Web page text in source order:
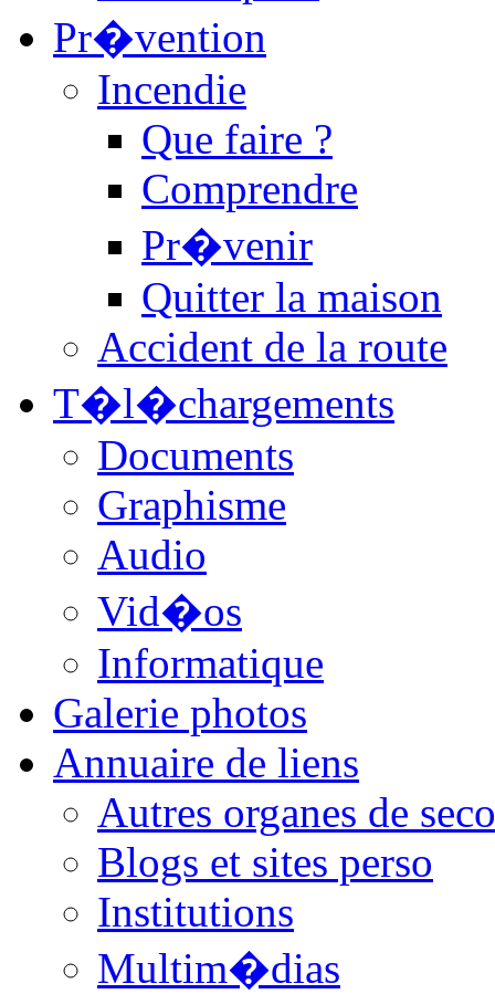
Pr�vention
Incendie
Que faire ?
Comprendre
Pr�venir
Quitter la maison
Accident de la route
T�l�chargements
Documents
Graphisme
Audio
Vid�os
Informatique
Galerie photos
Annuaire de liens
Autres organes de
Blogs et sites perso
Institutions
Multim�dias